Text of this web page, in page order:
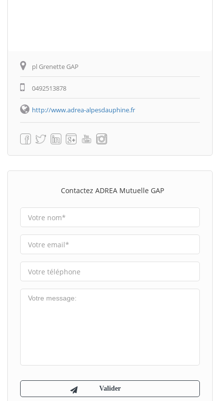
pl Grenette GAP
0492513878
http://www.adrea-alpesdauphine.fr
Contactez ADREA Mutuelle GAP